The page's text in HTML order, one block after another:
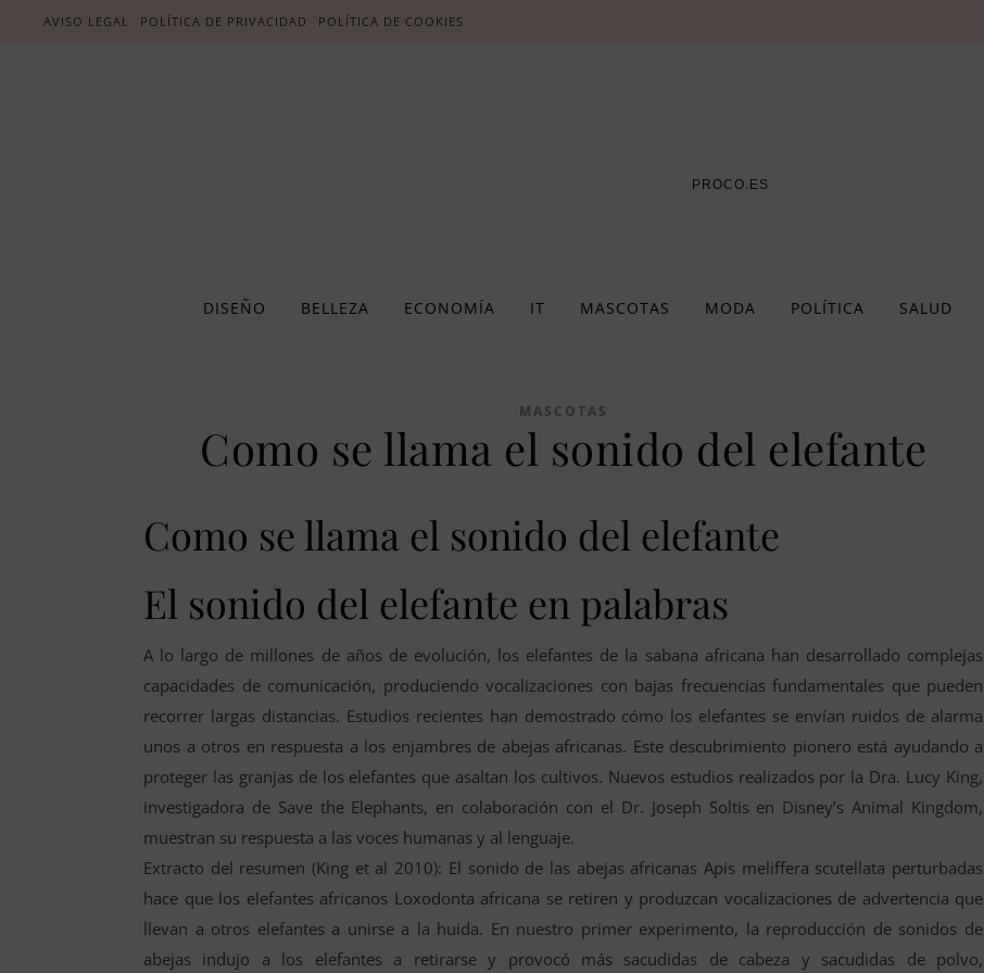
AVISO LEGAL POLÍTICA DE PRIVACIDAD POLÍTICA DE COOKIES
PROCO.ES
DISEÑO BELLEZA ECONOMÍA IT MASCOTAS MODA POLÍTICA SALUD
MASCOTAS
Como se llama el sonido del elefante
Como se llama el sonido del elefante
El sonido del elefante en palabras
A lo largo de millones de años de evolución, los elefantes de la sabana africana han desarrollado complejas
capacidades de comunicación, produciendo vocalizaciones con bajas frecuencias fundamentales que pueden
recorrer largas distancias. Estudios recientes han demostrado cómo los elefantes se envían ruidos de alarma
unos a otros en respuesta a los enjambres de abejas africanas. Este descubrimiento pionero está ayudando a
proteger las granjas de los elefantes que asaltan los cultivos. Nuevos estudios realizados por la Dra. Lucy King,
investigadora de Save the Elephants, en colaboración con el Dr. Joseph Soltis en Disney’s Animal Kingdom,
muestran su respuesta a las voces humanas y al lenguaje.
Extracto del resumen (King et al 2010): El sonido de las abejas africanas Apis meliffera scutellata perturbadas
hace que los elefantes africanos Loxodonta africana se retiren y produzcan vocalizaciones de advertencia que
llevan a otros elefantes a unirse a la huida. En nuestro primer experimento, la reproducción de sonidos de
abejas indujo a los elefantes a retirarse y provocó más sacudidas de cabeza y sacudidas de polvo,